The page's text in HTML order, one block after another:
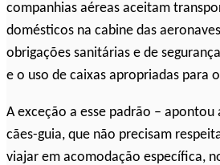
companhias aéreas aceitam
domésticos na cabine das
obrigações sanitárias e de
e o uso de caixas apropriadas para
A exceção a esse padrão –
cães-guia, que não precisam
viajar em acomodação específica,